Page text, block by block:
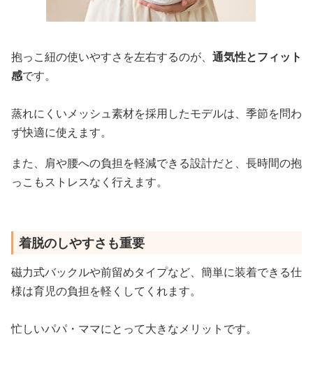
抱っこ紐の使いやすさを左右するのが、 通気性とフィット
感です。
蒸れにくいメッシュ素材を採用したモデルは、季節を問わ
ず快適に使えます。
また、肩や腰への負担を軽減できる設計だと、長時間の抱
っこもストレスなく行えます。
着脱のしやすさも重要
磁力式バックルや前留めタイプなど、簡単に装着できる仕
様は育児の負担を軽くしてくれます。
忙しいパパ・ママにとって大きなメリットです。